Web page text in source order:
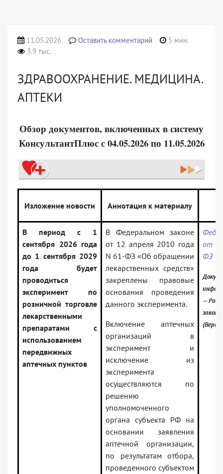
11.05.2026 Оставить комментарий
5 мин.
3.9 тыс.
ЗДРАВООХРАНЕНИЕ. МЕДИЦИНА.
АПТЕКИ
Обзор документов, включенных в систему
КонсультантПлюс с 04.05.2026 по 11.05.2026
Изложение новости Аннотация к материалу
В период с 1
сентября 2026 года
до 1 сентября 2029
года будет
проводиться
эксперимент по
розничной торговле
лекарственными
препаратами с
использованием
передвижных
аптечных пунктов
В Федеральном законе
от 12 апреля 2010 года
N 61-ФЗ «Об обращении
лекарственных средств»
закреплены правовые
основания проведения
данного эксперимента.
Включение аптечных
организаций в
эксперимент и
исключение из
эксперимента
осуществляются по
решению
уполномоченного
органа субъекта РФ на
основании заявления
аптечной организации,
по результатам отбора,
проведенного субъектом
от
ФЗ
—